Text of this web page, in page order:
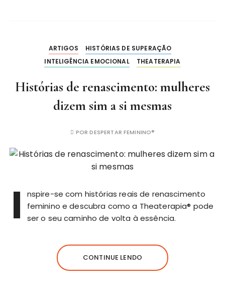
ARTIGOS
HISTÓRIAS DE SUPERAÇÃO
INTELIGÊNCIA EMOCIONAL
THEATERAPIA
Histórias de renascimento: mulheres
dizem sim a si mesmas
PORDESPERTAR FEMININO®
I
nspire-se com histórias reais de renascimento
feminino e descubra como a Theaterapia® pode
ser o seu caminho de volta à essência.
CONTINUE LENDO